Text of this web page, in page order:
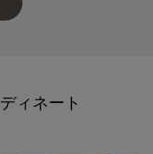
ィネート